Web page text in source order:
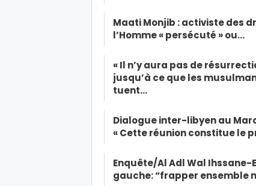
Maati Monjib : activiste des
l’Homme « persécuté » ou…
« Il n’y aura pas de
jusqu’à ce que les
tuent…
Dialogue inter-libyen au
« Cette réunion constitue le
Enquête/Al Adl Wal Ihssane-
gauche: “frapper ensemble